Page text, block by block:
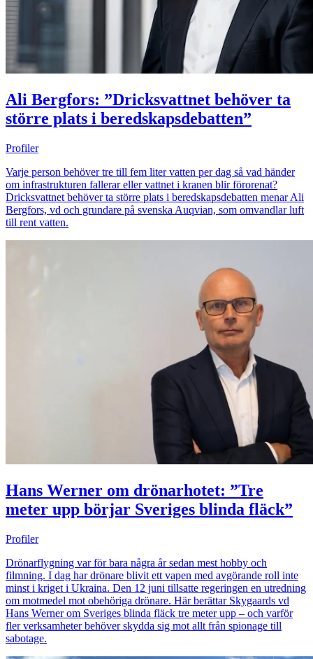
Ali Bergfors: ”Dricksvattnet behöver ta
större plats i beredskapsdebatten”
Profiler
Varje person behöver tre till fem liter vatten per dag så vad händer
om infrastrukturen fallerar eller vattnet i kranen blir förorenat?
Dricksvattnet behöver ta större plats i beredskapsdebatten menar Ali
Bergfors, vd och grundare på svenska Auqvian, som omvandlar luft
till rent vatten.
Hans Werner om drönarhotet: ”Tre
meter upp börjar Sveriges blinda fläck”
Profiler
Drönarflygning var för bara några år sedan mest hobby och
filmning. I dag har drönare blivit ett vapen med avgörande roll inte
minst i kriget i Ukraina. Den 12 juni tillsatte regeringen en utredning
om motmedel mot obehöriga drönare. Här berättar Skygaards vd
Hans Werner om Sveriges blinda fläck tre meter upp – och varför
fler verksamheter behöver skydda sig mot allt från spionage till
sabotage.